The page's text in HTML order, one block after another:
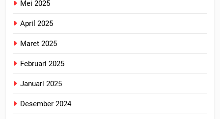
Mei 2025
April 2025
Maret 2025
Februari 2025
Januari 2025
Desember 2024